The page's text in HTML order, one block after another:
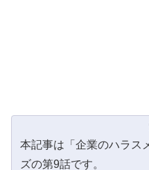
本記事は「企業のハラス
ズの第9話です。